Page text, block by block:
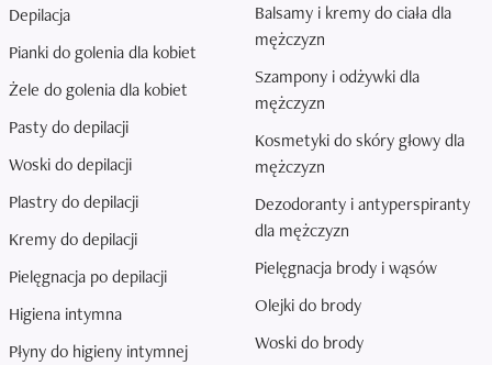
Depilacja
Pianki do golenia dla kobiet
Żele do golenia dla kobiet
Pasty do depilacji
Woski do depilacji
Plastry do depilacji
Kremy do depilacji
Pielęgnacja po depilacji
Higiena intymna
Płyny do higieny intymnej
Balsamy i kremy do ciała dla
mężczyzn
Szampony i odżywki dla
mężczyzn
Kosmetyki do skóry głowy dla
mężczyzn
Dezodoranty i antyperspiranty
dla mężczyzn
Pielęgnacja brody i wąsów
Olejki do brody
Woski do brody